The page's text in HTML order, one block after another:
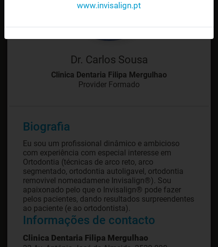
Dr. Carlos Sousa
Clinica Dentaria Filipa Mergulhao
Provider Formado
Biografia
Eu sou um profissional dinâmico e ambicioso
com experiência com especial interesse em
Ortodontia (técnicas de arco reto, arco
segmentado, ortodontia autoligavel, ortodontia
removivel nomeadamene Invisalign®). Sou
apaixonado pelo que o Invisalign® pode fazer
pelos pacientes, dando resultados surpreendentes
ao paciente (e ao ortodontista).
Informações de contacto
Clinica Dentaria Filipa Mergulhao
www.invisalign.pt